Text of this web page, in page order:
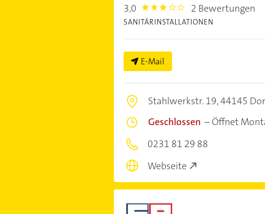
3,0 3.0 2 Bewertungen
SANITÄRINSTALLATIONEN
E-Mail
Stahlwerkstr. 19,44145
Geschlossen –Öffnet
0231 81 29 88
Webseite